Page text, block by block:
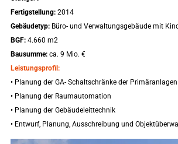
Fertigstellung:2014
Gebäudetyp:Büro- und Verwaltungsgebäude mit
BGF:4.660 m2
Bausumme:ca. 9 Mio. €
Leistungsprofil:
• Planung der GA- Schaltschränke der Primäranlagen
• Planung der Raumautomation
• Planung der Gebäudeleittechnik
• Entwurf, Planung, Ausschreibung und